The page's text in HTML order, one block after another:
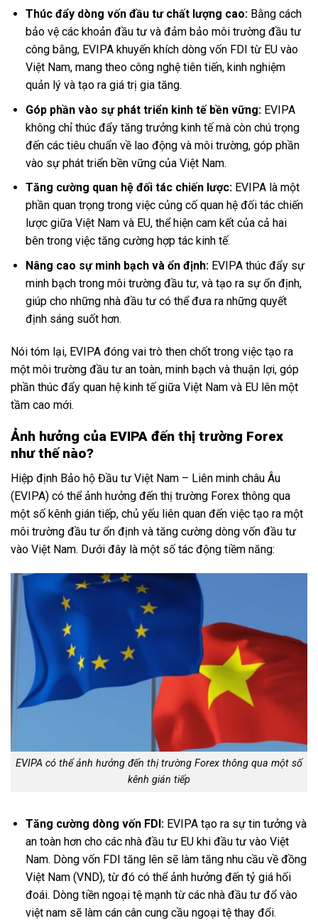
Thúc đẩy dòng vốn đầu tư chất lượng cao: Bằng cách
bảo vệ các khoản đầu tư và đảm bảo môi trường đầu tư
công bằng, EVIPA khuyến khích dòng vốn FDI từ EU vào
Việt Nam, mang theo công nghệ tiên tiến, kinh nghiệm
quản lý và tạo ra giá trị gia tăng.
Góp phần vào sự phát triển kinh tế bền vững: EVIPA
không chỉ thúc đẩy tăng trưởng kinh tế mà còn chú trọng
đến các tiêu chuẩn về lao động và môi trường, góp phần
vào sự phát triển bền vững của Việt Nam.
Tăng cường quan hệ đối tác chiến lược: EVIPA là một
phần quan trọng trong việc củng cố quan hệ đối tác chiến
lược giữa Việt Nam và EU, thể hiện cam kết của cả hai
bên trong việc tăng cường hợp tác kinh tế.
Nâng cao sự minh bạch và ổn định: EVIPA thúc đẩy sự
minh bạch trong môi trường đầu tư, và tạo ra sự ổn định,
giúp cho những nhà đầu tư có thể đưa ra những quyết
định sáng suốt hơn.
Nói tóm lại, EVIPA đóng vai trò then chốt trong việc tạo ra
một môi trường đầu tư an toàn, minh bạch và thuận lợi, góp
phần thúc đẩy quan hệ kinh tế giữa Việt Nam và EU lên một
tầm cao mới.
Ảnh hưởng của EVIPA đến thị trường Forex
như thế nào?
Hiệp định Bảo hộ Đầu tư Việt Nam – Liên minh châu Âu
(EVIPA) có thể ảnh hưởng đến thị trường Forex thông qua
một số kênh gián tiếp, chủ yếu liên quan đến việc tạo ra một
môi trường đầu tư ổn định và tăng cường dòng vốn đầu tư
vào Việt Nam. Dưới đây là một số tác động tiềm năng:
EVIPA có thể ảnh hưởng đến thị trường Forex thông qua một số
kênh gián tiếp
Tăng cường dòng vốn FDI: EVIPA tạo ra sự tin tưởng và
an toàn hơn cho các nhà đầu tư EU khi đầu tư vào Việt
Nam. Dòng vốn FDI tăng lên sẽ làm tăng nhu cầu về đồng
Việt Nam (VND), từ đó có thể ảnh hưởng đến tỷ giá hối
đoái. Dòng tiền ngoại tệ mạnh từ các nhà đầu tư đổ vào
việt nam sẽ làm cán cân cung cầu ngoại tệ thay đổi.